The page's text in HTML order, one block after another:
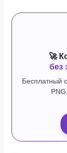
🚀
без
Бесплатный